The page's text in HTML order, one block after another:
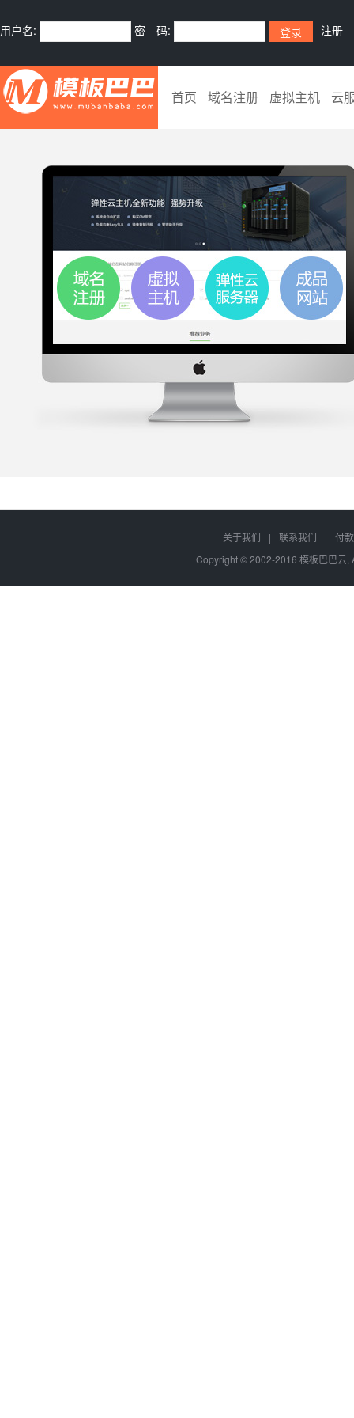
用户名: 密 码: 注册
首页 域名注册 虚拟主机 云
关于我们 | 联系我们 |
付
Copyright © 2002-2016 模板巴巴云